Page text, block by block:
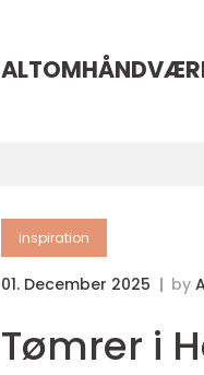
inspiration
01. December 2025 by
Tømrer i